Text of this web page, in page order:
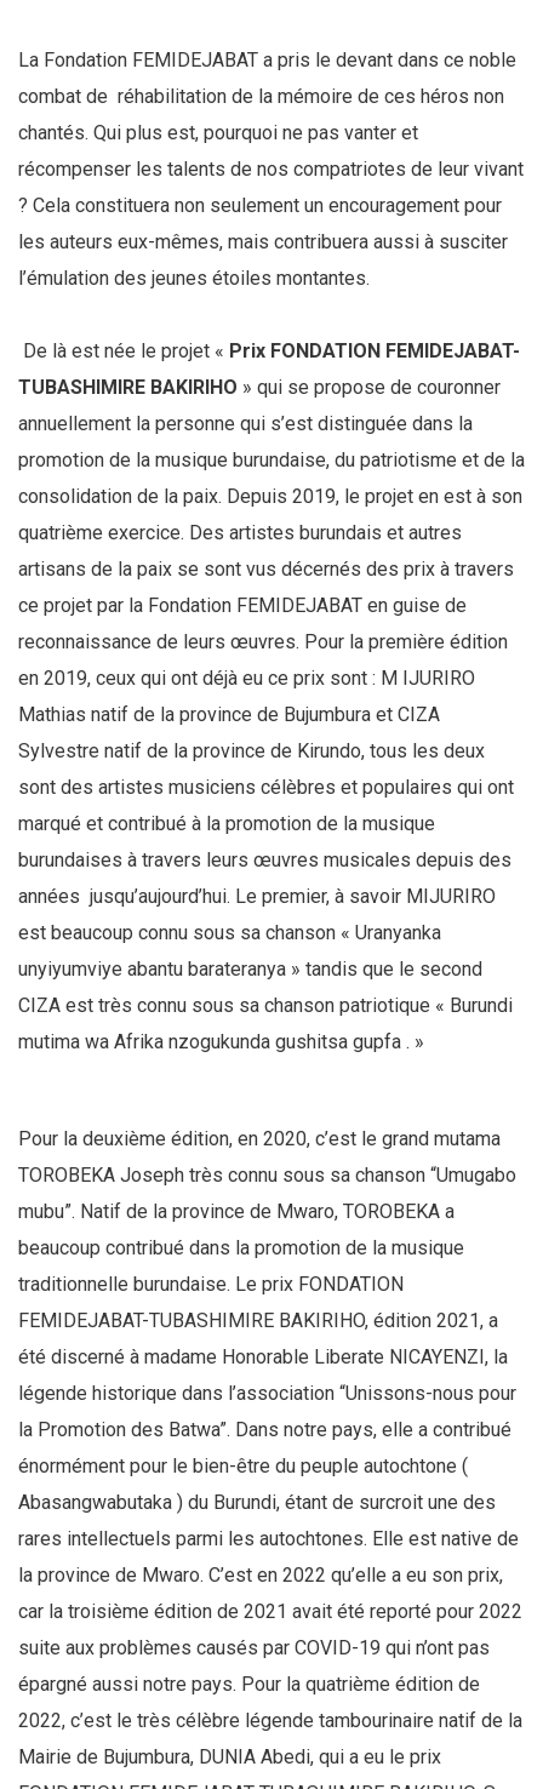
La Fondation FEMIDEJABAT a pris le devant dans ce noble
combat de réhabilitation de la mémoire de ces héros non
chantés. Qui plus est, pourquoi ne pas vanter et
récompenser les talents de nos compatriotes de leur vivant
? Cela constituera non seulement un encouragement pour
les auteurs eux-mêmes, mais contribuera aussi à susciter
l’émulation des jeunes étoiles montantes.
De là est née le projet « Prix FONDATION FEMIDEJABAT-
TUBASHIMIRE BAKIRIHO » qui se propose de couronner
annuellement la personne qui s’est distinguée dans la
promotion de la musique burundaise, du patriotisme et de la
consolidation de la paix. Depuis 2019, le projet en est à son
quatrième exercice. Des artistes burundais et autres
artisans de la paix se sont vus décernés des prix à travers
ce projet par la Fondation FEMIDEJABAT en guise de
reconnaissance de leurs œuvres. Pour la première édition
en 2019, ceux qui ont déjà eu ce prix sont : M IJURIRO
Mathias natif de la province de Bujumbura et CIZA
Sylvestre natif de la province de Kirundo, tous les deux
sont des artistes musiciens célèbres et populaires qui ont
marqué et contribué à la promotion de la musique
burundaises à travers leurs œuvres musicales depuis des
années jusqu’aujourd’hui. Le premier, à savoir MIJURIRO
est beaucoup connu sous sa chanson « Uranyanka
unyiyumviye abantu barateranya » tandis que le second
CIZA est très connu sous sa chanson patriotique « Burundi
mutima wa Afrika nzogukunda gushitsa gupfa . »
Pour la deuxième édition, en 2020, c’est le grand mutama
TOROBEKA Joseph très connu sous sa chanson “Umugabo
mubu”. Natif de la province de Mwaro, TOROBEKA a
beaucoup contribué dans la promotion de la musique
traditionnelle burundaise. Le prix FONDATION
FEMIDEJABAT-TUBASHIMIRE BAKIRIHO, édition 2021, a
été discerné à madame Honorable Liberate NICAYENZI, la
légende historique dans l’association “Unissons-nous pour
la Promotion des Batwa”. Dans notre pays, elle a contribué
énormément pour le bien-être du peuple autochtone (
Abasangwabutaka ) du Burundi, étant de surcroit une des
rares intellectuels parmi les autochtones. Elle est native de
la province de Mwaro. C’est en 2022 qu’elle a eu son prix,
car la troisième édition de 2021 avait été reporté pour 2022
suite aux problèmes causés par COVID-19 qui n’ont pas
épargné aussi notre pays. Pour la quatrième édition de
2022, c’est le très célèbre légende tambourinaire natif de la
Mairie de Bujumbura, DUNIA Abedi, qui a eu le prix